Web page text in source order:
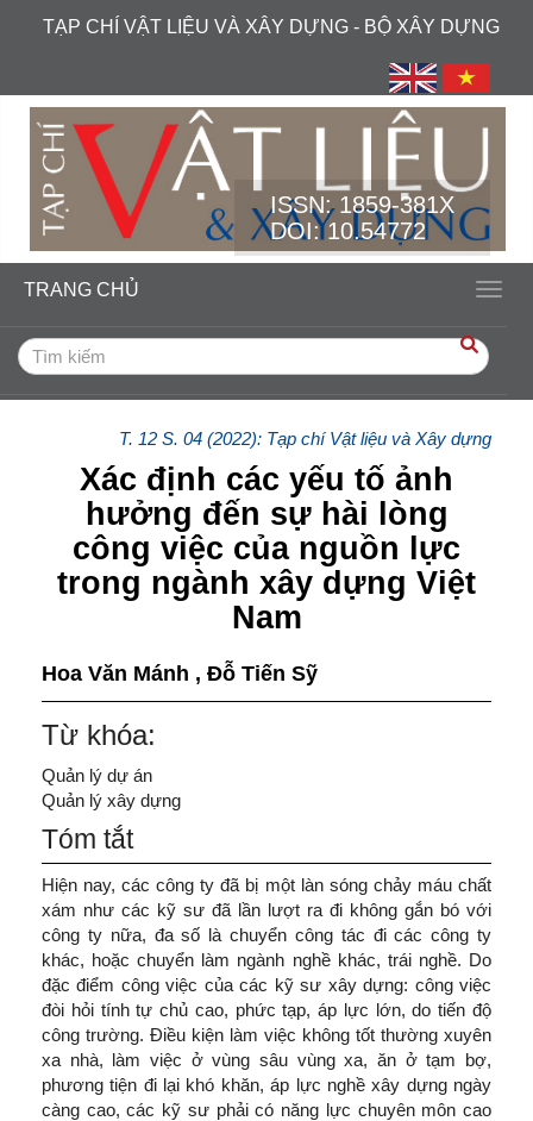
##plugins.themes.academic_free.accessible_menu.label##
##plugins.themes.academic_free.accessible_menu.sidebar##
TẠP CHÍ VẬT LIỆU VÀ XÂY DỰNG - BỘ XÂY DỰNG
ISSN:1859-381X
DOI: 10.54772
TRANG CHỦ
T. 12 S. 04 (2022): Tạp chí Vật liệu và Xây dựng
Xác định các yếu tố ảnh
hưởng đến sự hài lòng
công việc của nguồn lực
trong ngành xây dựng Việt
Nam
Hoa Văn Mánh , Đỗ Tiến Sỹ
Từ khóa:
Quản lý dự án
Quản lý xây dựng
Tóm tắt
Hiện nay, các công ty đã bị một làn sóng chảy máu chất
xám như các kỹ sư đã lần lượt ra đi không gắn bó với
công ty nữa, đa số là chuyển công tác đi các công ty
khác, hoặc chuyển làm ngành nghề khác, trái nghề. Do
đặc điểm công việc của các kỹ sư xây dựng: công việc
đòi hỏi tính tự chủ cao, phức tạp, áp lực lớn, do tiến độ
công trường. Điều kiện làm việc không tốt thường xuyên
xa nhà, làm việc ở vùng sâu vùng xa, ăn ở tạm bợ,
phương tiện đi lại khó khăn, áp lực nghề xây dựng ngày
càng cao, các kỹ sư phải có năng lực chuyên môn cao